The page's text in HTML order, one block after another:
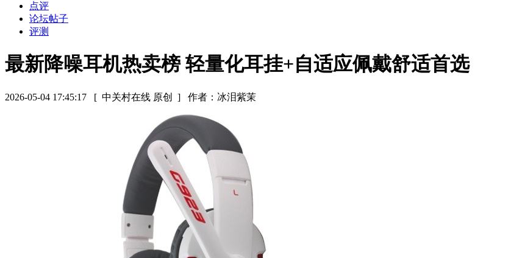
点评
论坛帖子
评测
最新降噪耳机热卖榜 轻量化耳挂+自适应佩戴舒适首选
2026-05-04 17:45:17 [ 中关村在线 原创 ] 作者：冰泪紫茉